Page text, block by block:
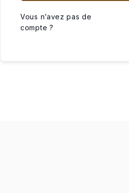
Vous n’avez pas de
compte ?